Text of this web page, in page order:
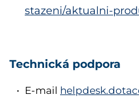
stazeni/aktualni-
Technická podpora
E-mail